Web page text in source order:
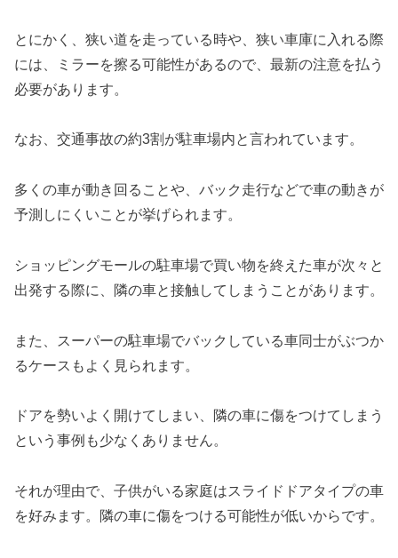
とにかく、狭い道を走っている時や、狭い車庫に入れる際
には、ミラーを擦る可能性があるので、最新の注意を払う
必要があります。
なお、交通事故の約3割が駐車場内と言われています。
多くの車が動き回ることや、バック走行などで車の動きが
予測しにくいことが挙げられます。
ショッピングモールの駐車場で買い物を終えた車が次々と
出発する際に、隣の車と接触してしまうことがあります。
また、スーパーの駐車場でバックしている車同士がぶつか
るケースもよく見られます。
ドアを勢いよく開けてしまい、隣の車に傷をつけてしまう
という事例も少なくありません。
それが理由で、子供がいる家庭はスライドドアタイプの車
を好みます。隣の車に傷をつける可能性が低いからです。